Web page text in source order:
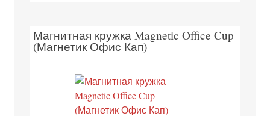
Магнитная кружка Magnetic Office Cup
(Магнетик Офис Кап)